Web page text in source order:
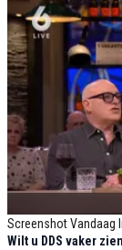
Screenshot Vandaag
Wilt u DDS vaker